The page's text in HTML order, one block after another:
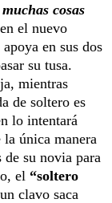
cosas
el nuevo
en sus dos
su tusa.
mientras
de soltero es
lo intentará
única manera
de su novia para
el “soltero
clavo saca